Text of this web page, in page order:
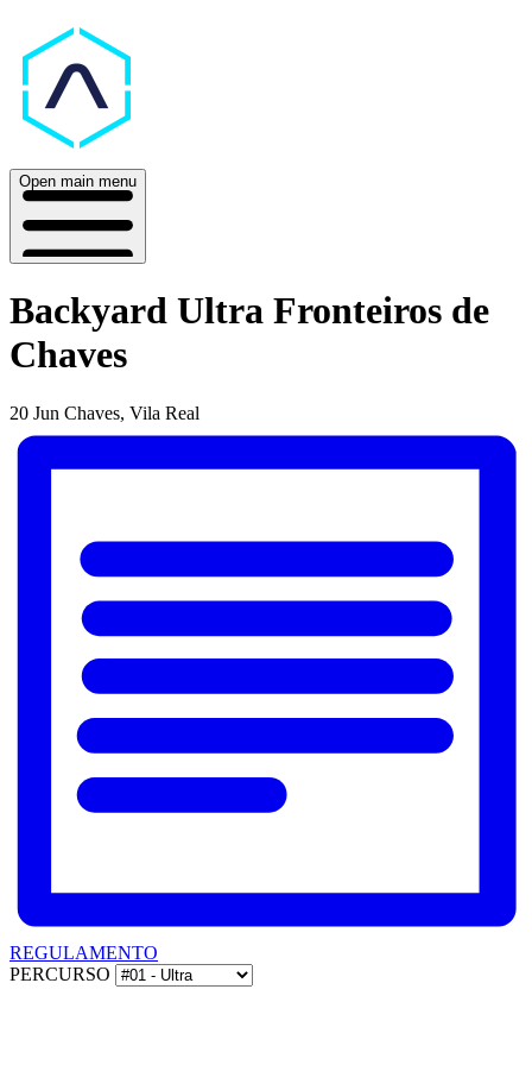
Open main menu
Backyard Ultra Fronteiros de
Chaves
20 Jun Chaves, Vila Real
REGULAMENTO
PERCURSO